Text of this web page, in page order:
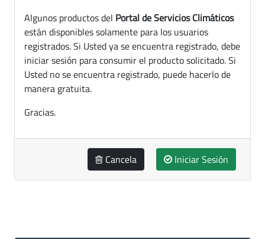
Algunos productos del Portal de Servicios Climáticos
están disponibles solamente para los usuarios
registrados. Si Usted ya se encuentra registrado, debe
iniciar sesión para consumir el producto solicitado. Si
Usted no se encuentra registrado, puede hacerlo de
manera gratuita.
Gracias.
Cancela Iniciar Sesión